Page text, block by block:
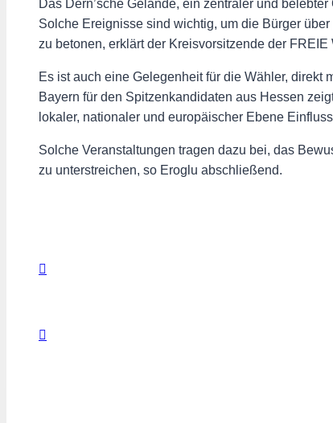
Das Dern’sche Gelände, ein zentraler und
Solche Ereignisse sind wichtig, um die Bürger
zu betonen, erklärt der Kreisvorsitzende der
Es ist auch eine Gelegenheit für die Wähler,
Bayern für den Spitzenkandidaten aus Hessen
lokaler, nationaler und europäischer Ebene
Solche Veranstaltungen tragen dazu bei, das
zu unterstreichen, so Eroglu abschließend.